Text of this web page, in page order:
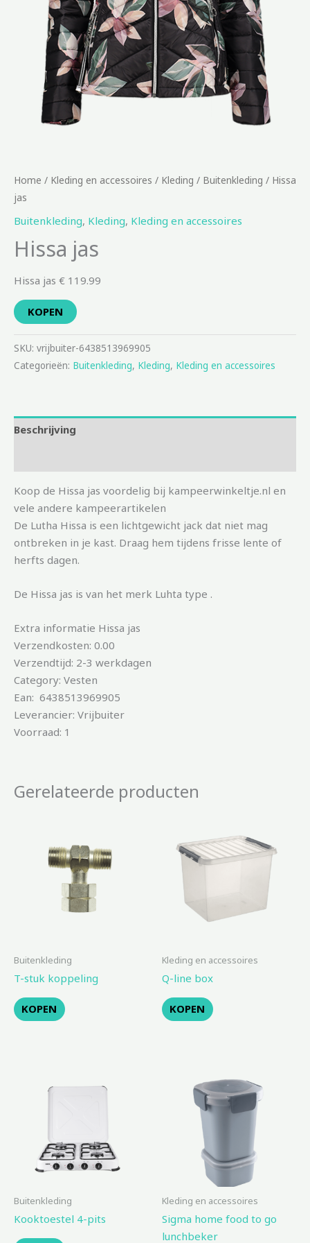
Home / Kleding en accessoires / Kleding / Buitenkleding / Hissa
jas
Buitenkleding, Kleding, Kleding en accessoires
Hissa jas
Hissa jas € 119.99
KOPEN
SKU: vrijbuiter-6438513969905
Categorieën: Buitenkleding, Kleding, Kleding en accessoires
Beschrijving
Koop de Hissa jas voordelig bij kampeerwinkeltje.nl en
vele andere kampeerartikelen
De Lutha Hissa is een lichtgewicht jack dat niet mag
ontbreken in je kast. Draag hem tijdens frisse lente of
herfts dagen.
De Hissa jas is van het merk Luhta type .
Extra informatie Hissa jas
Verzendkosten: 0.00
Verzendtijd: 2-3 werkdagen
Category: Vesten
Ean: 6438513969905
Leverancier: Vrijbuiter
Voorraad: 1
Gerelateerde producten
Buitenkleding
T-stuk koppeling
KOPEN
Kleding en accessoires
Q-line box
KOPEN
Buitenkleding
Kooktoestel 4-pits
Kleding en accessoires
Sigma home food to go
lunchbeker